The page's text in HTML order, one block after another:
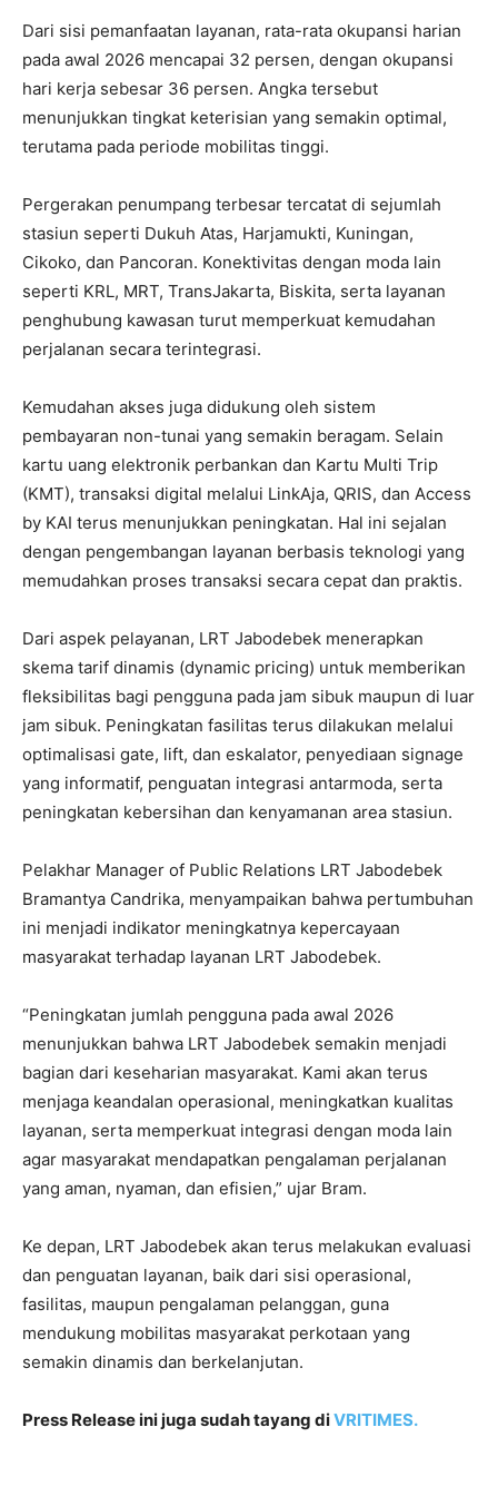
Dari sisi pemanfaatan layanan, rata-rata okupansi harian
pada awal 2026 mencapai 32 persen, dengan okupansi
hari kerja sebesar 36 persen. Angka tersebut
menunjukkan tingkat keterisian yang semakin optimal,
terutama pada periode mobilitas tinggi.
Pergerakan penumpang terbesar tercatat di sejumlah
stasiun seperti Dukuh Atas, Harjamukti, Kuningan,
Cikoko, dan Pancoran. Konektivitas dengan moda lain
seperti KRL, MRT, TransJakarta, Biskita, serta layanan
penghubung kawasan turut memperkuat kemudahan
perjalanan secara terintegrasi.
Kemudahan akses juga didukung oleh sistem
pembayaran non-tunai yang semakin beragam. Selain
kartu uang elektronik perbankan dan Kartu Multi Trip
(KMT), transaksi digital melalui LinkAja, QRIS, dan Access
by KAI terus menunjukkan peningkatan. Hal ini sejalan
dengan pengembangan layanan berbasis teknologi yang
memudahkan proses transaksi secara cepat dan praktis.
Dari aspek pelayanan, LRT Jabodebek menerapkan
skema tarif dinamis (dynamic pricing) untuk memberikan
fleksibilitas bagi pengguna pada jam sibuk maupun di luar
jam sibuk. Peningkatan fasilitas terus dilakukan melalui
optimalisasi gate, lift, dan eskalator, penyediaan signage
yang informatif, penguatan integrasi antarmoda, serta
peningkatan kebersihan dan kenyamanan area stasiun.
Pelakhar Manager of Public Relations LRT Jabodebek
Bramantya Candrika, menyampaikan bahwa pertumbuhan
ini menjadi indikator meningkatnya kepercayaan
masyarakat terhadap layanan LRT Jabodebek.
“Peningkatan jumlah pengguna pada awal 2026
menunjukkan bahwa LRT Jabodebek semakin menjadi
bagian dari keseharian masyarakat. Kami akan terus
menjaga keandalan operasional, meningkatkan kualitas
layanan, serta memperkuat integrasi dengan moda lain
agar masyarakat mendapatkan pengalaman perjalanan
yang aman, nyaman, dan efisien,” ujar Bram.
Ke depan, LRT Jabodebek akan terus melakukan evaluasi
dan penguatan layanan, baik dari sisi operasional,
fasilitas, maupun pengalaman pelanggan, guna
mendukung mobilitas masyarakat perkotaan yang
semakin dinamis dan berkelanjutan.
Press Release ini juga sudah tayang diVRITIMES.